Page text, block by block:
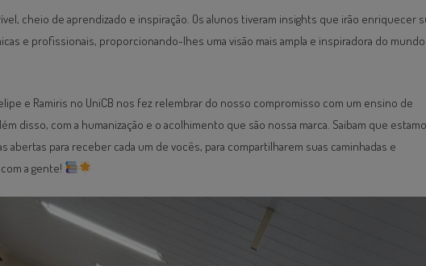
cheio de aprendizado e inspiração. Os alunos tiveram insights que irão enriquecer
e profissionais, proporcionando-lhes uma visão mais ampla e inspiradora do mundo
e Ramiris no UniCB nos fez relembrar do nosso compromisso com um ensino de
disso, com a humanização e o acolhimento que são nossa marca. Saibam que
abertas para receber cada um de vocês, para compartilharem suas caminhadas e
a gente!